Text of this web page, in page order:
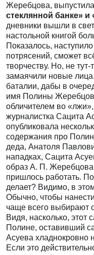
Жеребцова,
стеклянной банке» и
дневники вышли в
настольной книгой
Показалось,
потрясений, сможет
творчеству. Но, не
замаячили новые
баталии, дабы в
имя Полины
обличителем во
журналистка Сацита
опубликовала
содержания про
деда, Анатоля
нападках, Сацита
образ А. П.
пришлось работать.
делает? Видимо, в
Обычно, чтобы
чаще всего выбирают
Видя, насколько, этот
Полине, оставивший
Асуева хладнокровно
Если это